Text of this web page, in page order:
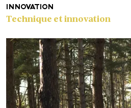
INNOVATION
Technique et innovation